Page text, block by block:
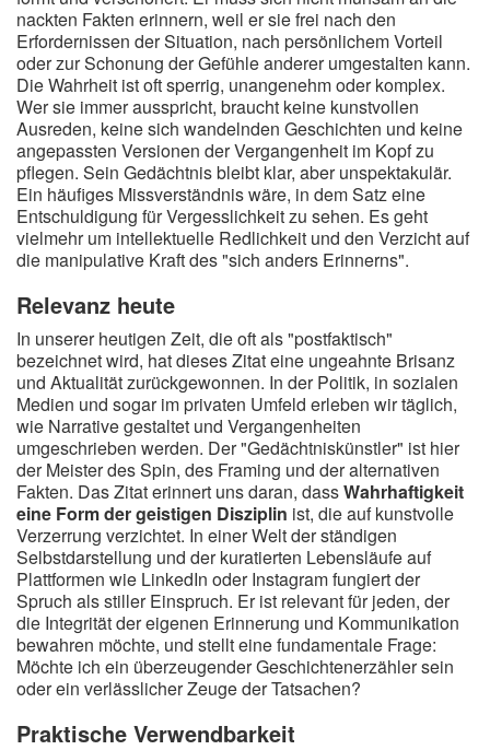
nackten Fakten erinnern, weil er sie frei nach den
Erfordernissen der Situation, nach persönlichem Vorteil
oder zur Schonung der Gefühle anderer umgestalten kann.
Die Wahrheit ist oft sperrig, unangenehm oder komplex.
Wer sie immer ausspricht, braucht keine kunstvollen
Ausreden, keine sich wandelnden Geschichten und keine
angepassten Versionen der Vergangenheit im Kopf zu
pflegen. Sein Gedächtnis bleibt klar, aber unspektakulär.
Ein häufiges Missverständnis wäre, in dem Satz eine
Entschuldigung für Vergesslichkeit zu sehen. Es geht
vielmehr um intellektuelle Redlichkeit und den Verzicht auf
die manipulative Kraft des "sich anders Erinnerns".
Relevanz heute
In unserer heutigen Zeit, die oft als "postfaktisch"
bezeichnet wird, hat dieses Zitat eine ungeahnte Brisanz
und Aktualität zurückgewonnen. In der Politik, in sozialen
Medien und sogar im privaten Umfeld erleben wir täglich,
wie Narrative gestaltet und Vergangenheiten
umgeschrieben werden. Der "Gedächtniskünstler" ist hier
der Meister des Spin, des Framing und der alternativen
Fakten. Das Zitat erinnert uns daran, dassWahrhaftigkeit
eine Form der geistigen Disziplin ist, die auf kunstvolle
Verzerrung verzichtet. In einer Welt der ständigen
Selbstdarstellung und der kuratierten Lebensläufe auf
Plattformen wie LinkedIn oder Instagram fungiert der
Spruch als stiller Einspruch. Er ist relevant für jeden, der
die Integrität der eigenen Erinnerung und Kommunikation
bewahren möchte, und stellt eine fundamentale Frage:
Möchte ich ein überzeugender Geschichtenerzähler sein
oder ein verlässlicher Zeuge der Tatsachen?
Praktische Verwendbarkeit